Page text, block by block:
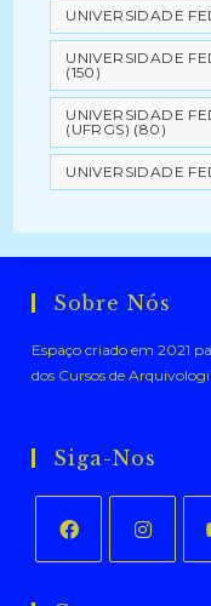
UNIVERSIDADE
UNIVERSIDADE
(150)
UNIVERSIDADE
(UFRGS) (80)
UNIVERSIDADE
Sobre Nós
Espaço criado em 2021
dos Cursos de
Siga-Nos